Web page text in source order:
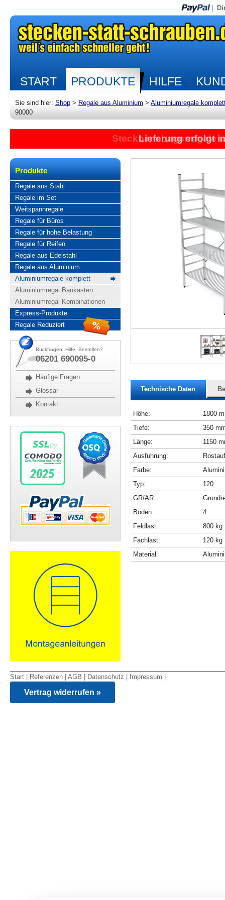
START PRODUKTE HILFE
Sie sind hier: Shop > Regale aus Aluminium > Aluminiumregale
90000
Steckbare Lagerregale
Lieferung erfolgt
Produkte
Regale aus Stahl
Regale im Set
Weitspannregale
Regale für Büros
Regale für hohe Belastung
Regale für Reifen
Regale aus Edelstahl
Regale aus Aluminium
Aluminiumregale komplett
Aluminiumregal Baukasten
Aluminiumregal Kombinationen
Express-Produkte
Regale Reduziert
Rückfragen, Hilfe, Bestellen?
06201 690095-0
Häufige Fragen
Glossar
Kontakt
Technische Daten
Höhe:
1800
Tiefe:
350
Länge:
1150
Ausführung:
Farbe:
Typ:
120
GR/AR:
Böden:
4
Feldlast:
800 kg
Fachlast:
120 kg
Material:
Start Referenzen AGB Datenschutz Impressum
Vertrag widerrufen »